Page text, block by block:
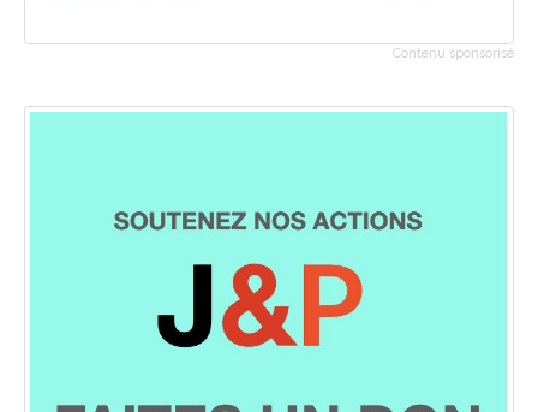
Contenu sponsorisé